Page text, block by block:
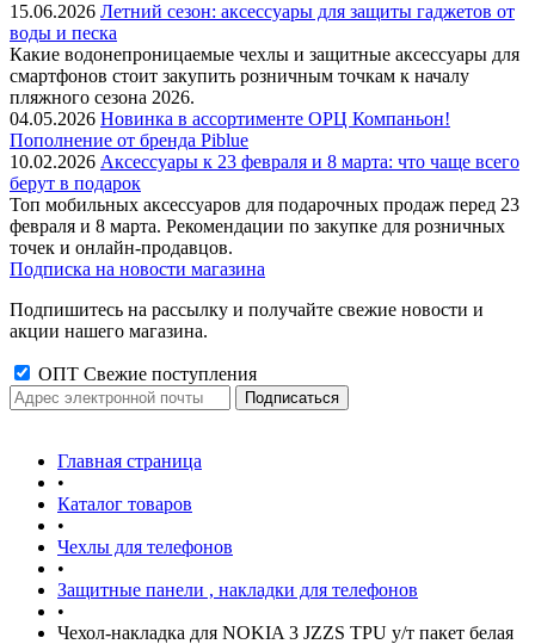
15.06.2026 Летний сезон: аксессуары для защиты гаджетов от
воды и песка
Какие водонепроницаемые чехлы и защитные аксессуары для
смартфонов стоит закупить розничным точкам к началу
пляжного сезона 2026.
04.05.2026 Новинка в ассортименте OРЦ Компаньон!
Пополнение от бренда Piblue
10.02.2026 Аксессуары к 23 февраля и 8 марта: что чаще всего
берут в подарок
Топ мобильных аксессуаров для подарочных продаж перед 23
февраля и 8 марта. Рекомендации по закупке для розничных
точек и онлайн-продавцов.
Подписка на новости магазина
Подпишитесь на рассылку и получайте свежие новости и
акции нашего магазина.
ОПТ Свежие поступления
Главная страница
•
Каталог товаров
•
Чехлы для телефонов
•
Защитные панели , накладки для телефонов
•
Чехол-накладка для NOKIA 3 JZZS TPU у/т пакет белая